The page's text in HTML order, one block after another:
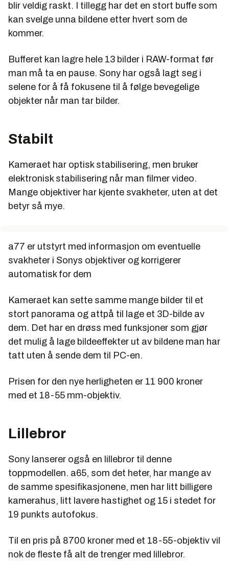
blir veldig raskt. I tillegg har det en stort buffe som
kan svelge unna bildene etter hvert som de
kommer.
Bufferet kan lagre hele 13 bilder i RAW-format før
man må ta en pause. Sony har også lagt seg i
selene for å få fokusene til å følge bevegelige
objekter når man tar bilder.
Stabilt
Kameraet har optisk stabilisering, men bruker
elektronisk stabilisering når man filmer video.
Mange objektiver har kjente svakheter, uten at det
betyr så mye.
a77 er utstyrt med informasjon om eventuelle
svakheter i Sonys objektiver og korrigerer
automatisk for dem
Kameraet kan sette samme mange bilder til et
stort panorama og attpå til lage et 3D-bilde av
dem. Det har en drøss med funksjoner som gjør
det mulig å lage bildeeffekter ut av bildene man har
tatt uten å sende dem til PC-en.
Prisen for den nye herligheten er 11 900 kroner
med et 18-55 mm-objektiv.
Lillebror
Sony lanserer også en lillebror til denne
toppmodellen. a65, som det heter, har mange av
de samme spesifikasjonene, men har litt billigere
kamerahus, litt lavere hastighet og 15 i stedet for
19 punkts autofokus.
Til en pris på 8700 kroner med et 18-55-objektiv vil
nok de fleste få alt de trenger med lillebror.